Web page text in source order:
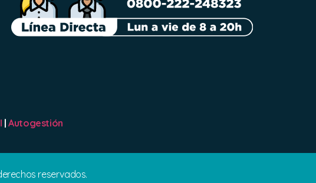
|Autogestión
reservados.